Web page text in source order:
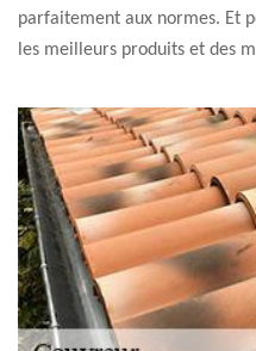
parfaitement aux normes. Et
les meilleurs produits et des